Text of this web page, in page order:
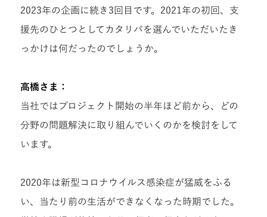
2023年の企画に続き3回目です。2021年の初回、支
援先のひとつとしてカタリバを選んでいただいたき
っかけは何だったのでしょうか。
高橋さま：
当社ではプロジェクト開始の半年ほど前から、どの
分野の問題解決に取り組んでいくのかを検討をして
います。
2020年は新型コロナウイルス感染症が猛威をふる
い、当たり前の生活ができなくなった時期でした。